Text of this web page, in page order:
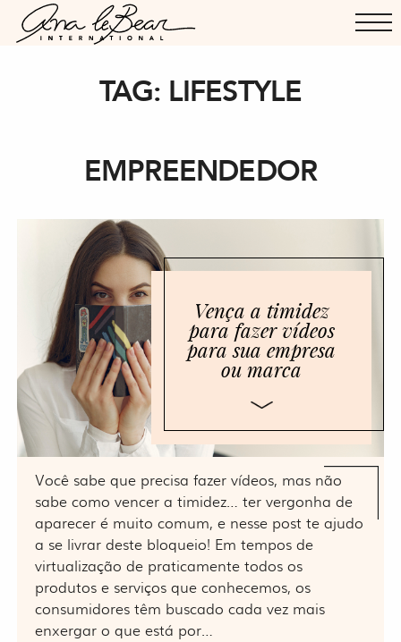
TAG: LIFESTYLE
EMPREENDEDOR
Vença a timidez
para fazer vídeos
para sua empresa
ou marca
Você sabe que precisa fazer vídeos, mas não
sabe como vencer a timidez… ter vergonha de
aparecer é muito comum, e nesse post te ajudo
a se livrar deste bloqueio! Em tempos de
virtualização de praticamente todos os
produtos e serviços que conhecemos, os
consumidores têm buscado cada vez mais
enxergar o que está por…